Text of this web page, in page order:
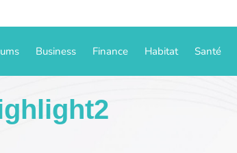
Business Finance Habitat Santé